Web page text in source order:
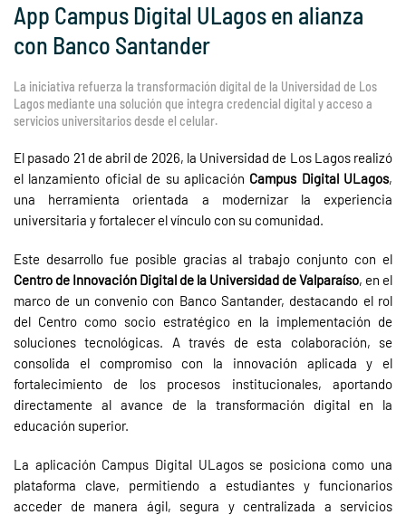
App Campus Digital ULagos en alianza
con Banco Santander
La iniciativa refuerza la transformación digital de la Universidad de Los
Lagos mediante una solución que integra credencial digital y acceso a
servicios universitarios desde el celular.
El pasado 21 de abril de 2026, la Universidad de Los Lagos realizó
el lanzamiento oficial de su aplicación Campus Digital ULagos,
una herramienta orientada a modernizar la experiencia
universitaria y fortalecer el vínculo con su comunidad.
Este desarrollo fue posible gracias al trabajo conjunto con el
Centro de Innovación Digital de la Universidad de Valparaíso, en el
marco de un convenio con Banco Santander, destacando el rol
del Centro como socio estratégico en la implementación de
soluciones tecnológicas. A través de esta colaboración, se
consolida el compromiso con la innovación aplicada y el
fortalecimiento de los procesos institucionales, aportando
directamente al avance de la transformación digital en la
educación superior.
La aplicación Campus Digital ULagos se posiciona como una
plataforma clave, permitiendo a estudiantes y funcionarios
acceder de manera ágil, segura y centralizada a servicios